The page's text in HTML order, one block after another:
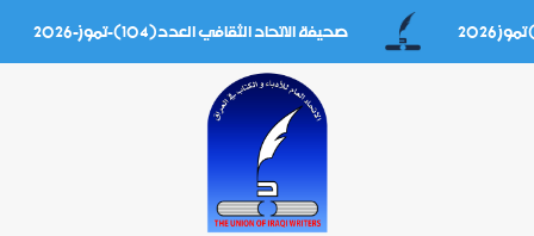
صحيفة الاتحاد الثقافي العدد(104)-تموز-2026